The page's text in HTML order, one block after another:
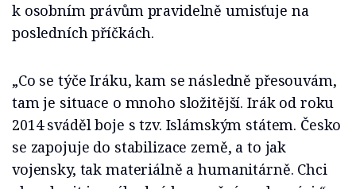
k osobním právům pravidelně umisťuje na
posledních příčkách.
„Co se týče Iráku, kam se následně přesouvám,
tam je situace o mnoho složitější. Irák od roku
2014 sváděl boje s tzv. Islámským státem. Česko
se zapojuje do stabilizace země, a to jak
vojensky, tak materiálně a humanitárně. Chci